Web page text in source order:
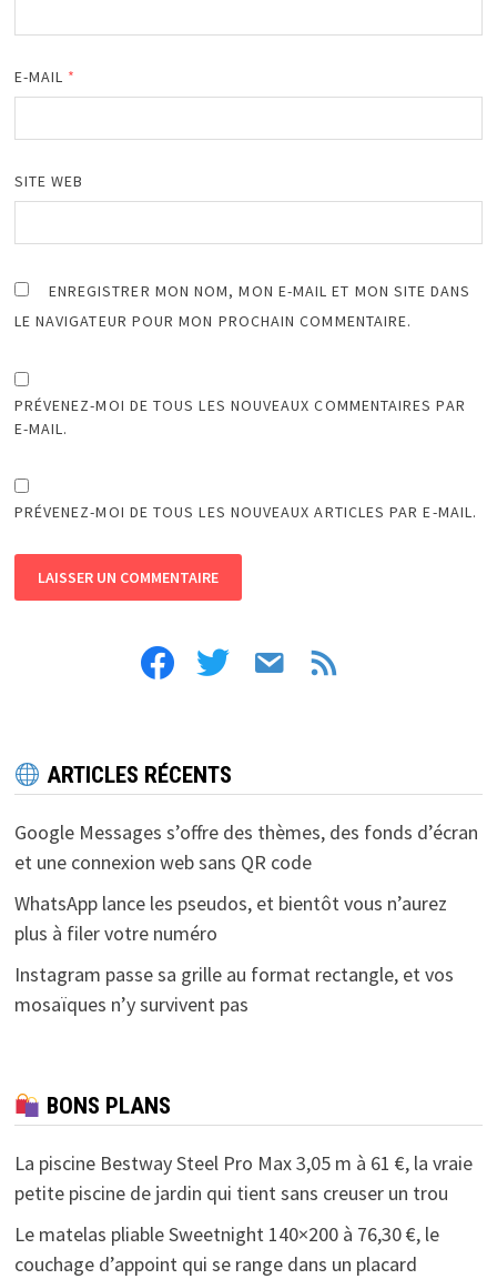
E-MAIL *
SITE WEB
ENREGISTRER MON NOM, MON E-MAIL ET MON SITE DANS
LE NAVIGATEUR POUR MON PROCHAIN COMMENTAIRE.
PRÉVENEZ-MOI DE TOUS LES NOUVEAUX COMMENTAIRES PAR
E-MAIL.
PRÉVENEZ-MOI DE TOUS LES NOUVEAUX ARTICLES PAR E-MAIL.
facebooktwitter email feed
ARTICLES RÉCENTS
Google Messages s’offre des thèmes, des fonds d’écran
et une connexion web sans QR code
WhatsApp lance les pseudos, et bientôt vous n’aurez
plus à filer votre numéro
Instagram passe sa grille au format rectangle, et vos
mosaïques n’y survivent pas
BONS PLANS
La piscine Bestway Steel Pro Max 3,05 m à 61 €, la vraie
petite piscine de jardin qui tient sans creuser un trou
Le matelas pliable Sweetnight 140×200 à 76,30 €, le
couchage d’appoint qui se range dans un placard